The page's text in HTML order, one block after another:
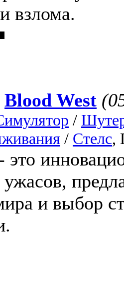
взлома.
Blood West
/
/ Стелс,
это
и выбор